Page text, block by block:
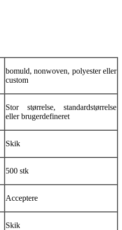
bomuld, nonwoven, polyester eller
custom
Stor størrelse, standardstørrelse
eller brugerdefineret
Skik
500 stk
Acceptere
Skik